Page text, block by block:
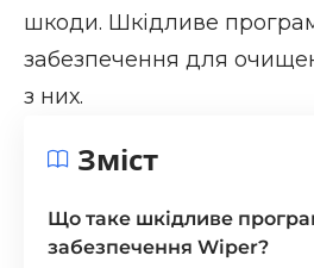
шкоди. Шкідливе
забезпечення для
з них.
Зміст
Що таке шкідливе
забезпечення Wiper?